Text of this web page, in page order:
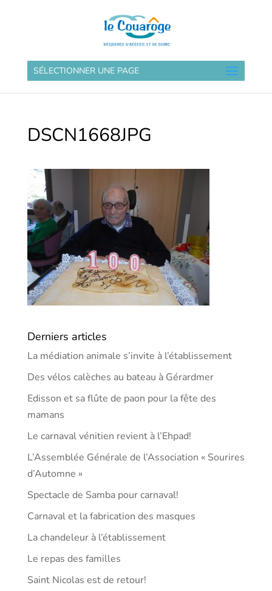
SÉLECTIONNER UNE PAGE
DSCN1668JPG
Derniers articles
La médiation animale s’invite à l’établissement
Des vélos calèches au bateau à Gérardmer
Edisson et sa flûte de paon pour la fête des
mamans
Le carnaval vénitien revient à l’Ehpad!
L’Assemblée Générale de l’Association « Sourires
d’Automne »
Spectacle de Samba pour carnaval!
Carnaval et la fabrication des masques
La chandeleur à l’établissement
Le repas des familles
Saint Nicolas est de retour!